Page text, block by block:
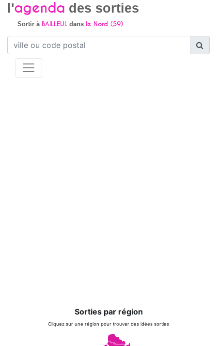
l'agenda des sorties
Sortir à BAILLEULdans le Nord (59)
Sorties par région
Cliquez sur une région pour trouver des idées sorties